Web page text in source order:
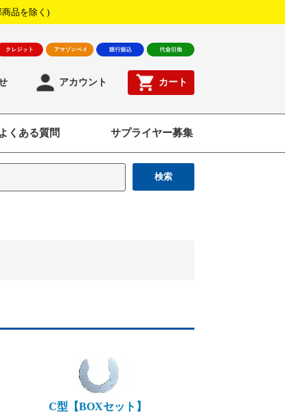
商品を除く)
アカウント カート
よくある質問 サプライヤー募集
検索
C型【BOXセット】